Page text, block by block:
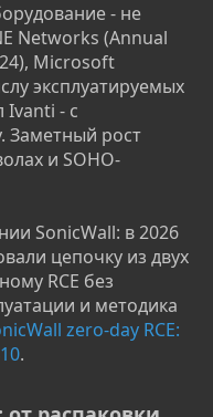
- не
Networks (Annual
Microsoft
эксплуатируемых
Ivanti - с
Заметный рост
и SOHO-
SonicWall: в 2026
цепочку из двух
RCE без
и методика
zero-day RCE:
.